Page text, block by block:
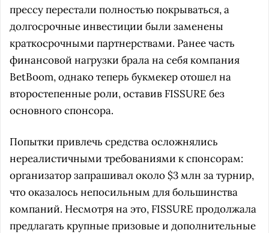
прессу перестали полностью покрываться, а
долгосрочные инвестиции были заменены
краткосрочными партнерствами. Ранее часть
финансовой нагрузки брала на себя компания
BetBoom, однако теперь букмекер отошел на
второстепенные роли, оставив FISSURE без
основного спонсора.
Попытки привлечь средства осложнялись
нереалистичными требованиями к спонсорам:
организатор запрашивал около $3 млн за турнир,
что оказалось непосильным для большинства
компаний. Несмотря на это, FISSURE продолжала
предлагать крупные призовые и дополнительные